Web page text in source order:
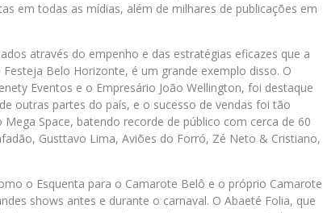
em todas as mídias, além de milhares de publicações em
através do empenho e das estratégias eficazes que a
Belo Horizonte, é um grande exemplo disso. O
Eventos e o Empresário João Wellington, foi destaque
outras partes do país, e o sucesso de vendas foi tão
Space, batendo recorde de público com cerca de 60
Gusttavo Lima, Aviões do Forró, Zé Neto & Cristiano,
o Esquenta para o Camarote Belô e o próprio Camarote
shows antes e durante o carnaval. O Abaeté Folia, que